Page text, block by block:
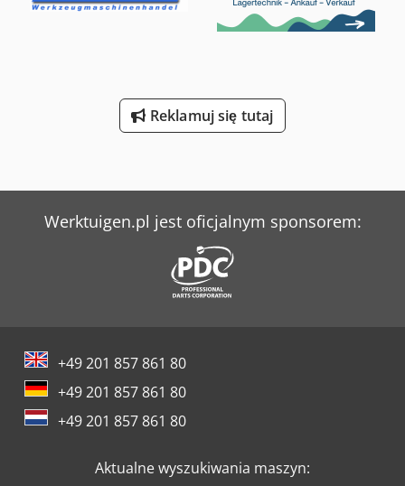
Reklamuj się tutaj
Werktuigen.pl jest oficjalnym sponsorem:
+49 201 857 861 80
+49 201 857 861 80
+49 201 857 861 80
Aktualne wyszukiwania maszyn: